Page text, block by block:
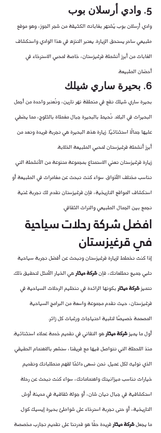
5. وادي أرسلان بوب
وادي أرسلان بوب يُشتهر بغاباته الكثيفة من شجر الجوز، وهو موقع
طبيعي ساحر يستحق الزيارة. يعتبر التنزه في هذا الوادي واستكشاف
الغابات من أبرز أنشطة قرغيزستان، خاصة لمحبي الاسترخاء في
أحضان الطبيعة.
6. بحيرة ساري شيلك
بحيرة ساري شيلك تقع في منطقة نهر نارين، وتُعتبر واحدة من أجمل
البحيرات في البلاد. تُحيط بالبحيرة جبال مغطاة بالثلوج، مما يضفي
عليها جمالًا استثنائيًا. زيارة هذه البحيرة هي تجربة فريدة وتعد من
أبرز أنشطة قرغيزستان لمحبي الطبيعة الخلابة.
زيارة قرغيزستان تعني الاستمتاع بمجموعة متنوعة من الأنشطة التي
تناسب مختلف الأذواق. سواء كنت تبحث عن مغامرات في الطبيعة أو
استكشاف المواقع التاريخية، فإن قرغيزستان تقدم لك تجربة غنية
تجمع بين الجمال الطبيعي والتراث الثقافي.
افضل شركة رحلات سياحية
في قرغيزستان
إذا كنت تخطط لزيارة قرغيزستان وتبحث عن أفضل تجربة سياحية
تلبي جميع تطلعاتك، فإن شركة ديثار هي الخيار الأمثل لتحقيق ذلك.
تتميز شركة ديثار بكونها الرائدة في تنظيم الرحلات السياحية في
قرغيزستان، حيث تقدم مجموعة واسعة من البرامج السياحية
المصممة خصيصًا لتلبية احتياجات ورغبات كل زائر.
أول ما يميز شركة ديثار هو التفاني في تقديم خدمة عملاء استثنائية.
منذ اللحظة التي تتواصل فيها مع فريقنا، ستشعر بالاهتمام الحقيقي
الذي نوليه لكل عميل. نحن نسعى دائمًا لفهم متطلباتك وتقديم
خيارات تناسب ميزانيتك واهتماماتك، سواء كنت تبحث عن رحلة
استكشافية في جبال تيان شان، أو جولة ثقافية في مدينة أوش
التاريخية، أو حتى تجربة استرخاء على شواطئ بحيرة إيسيك كول.
ما يجعل شركة ديثار فريدة حقًا هو قدرتنا على تقديم تجارب مخصصة